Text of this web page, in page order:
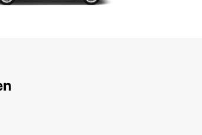
todas as durações